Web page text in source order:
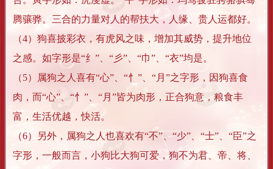
腾骧骅。三合的力量对人的帮扶大，人缘、贵人运都好。
（4）狗喜披彩衣，有虎风之味，增加其威势，提升地位
之感。如字形是“纟”、“彡”、“巾”、“衣”均是。
（5）属狗之人喜有“心”、“忄”、“月”之字形，因狗喜食
肉，而“心”、“忄”、“月”皆为肉形，正合狗意，粮食丰
富，生活优越，快活。
（6）另外，属狗之人也喜欢有“不”、“少”、“士”、“臣”之
字形，一般而言，小狗比大狗可爱，狗不为君、帝、将、